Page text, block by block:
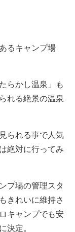
るキャンプ場
らかし温泉」も
れる絶景の温泉
られる事で人気
絶対に行ってみ
プ場の管理スタ
きれいに維持さ
キャンプでも安
決定。